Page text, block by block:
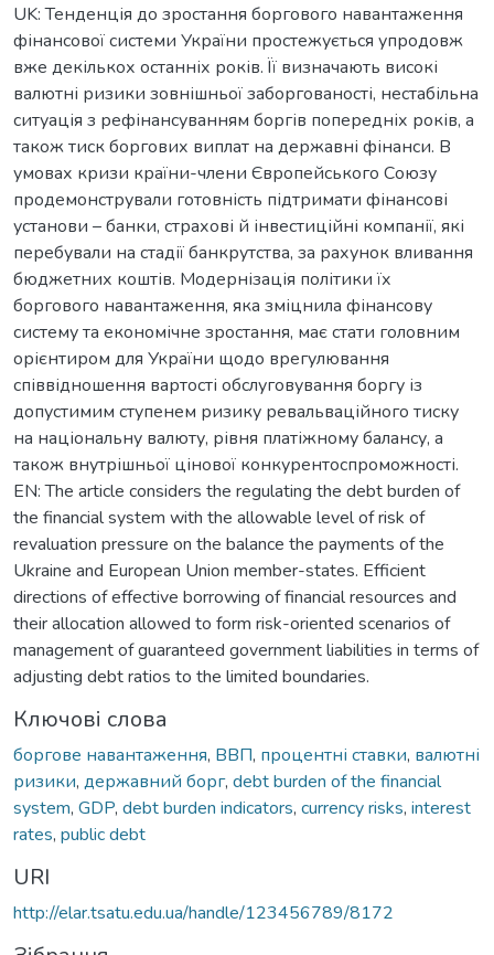
UK: Тенденція до зростання боргового навантаження
фінансової системи України простежується упродовж
вже декількох останніх років. Її визначають високі
валютні ризики зовнішньої заборгованості, нестабільна
ситуація з рефінансуванням боргів попередніх років, а
також тиск боргових виплат на державні фінанси. В
умовах кризи країни-члени Європейського Союзу
продемонстрували готовність підтримати фінансові
установи – банки, страхові й інвестиційні компанії, які
перебували на стадії банкрутства, за рахунок вливання
бюджетних коштів. Модернізація політики їх
боргового навантаження, яка зміцнила фінансову
систему та економічне зростання, має стати головним
орієнтиром для України щодо врегулювання
співвідношення вартості обслуговування боргу із
допустимим ступенем ризику ревальваційного тиску
на національну валюту, рівня платіжному балансу, а
також внутрішньої цінової конкурентоспроможності.
EN: The article considers the regulating the debt burden of
the financial system with the allowable level of risk of
revaluation pressure on the balance the payments of the
Ukraine and European Union member-states. Efficient
directions of effective borrowing of financial resources and
their allocation allowed to form risk-oriented scenarios of
management of guaranteed government liabilities in terms of
adjusting debt ratios to the limited boundaries.
Ключові слова
боргове навантаження, ВВП, процентні ставки, валютні
ризики, державний борг, debt burden of the financial
system, GDP, debt burden indicators, currency risks, interest
rates, public debt
URI
http://elar.tsatu.edu.ua/handle/123456789/8172